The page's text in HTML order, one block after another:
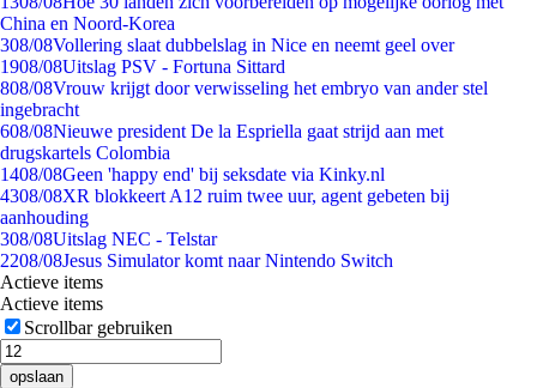
China en Noord-Korea
308/08Vollering slaat dubbelslag in Nice en neemt geel over
1908/08Uitslag PSV - Fortuna Sittard
808/08Vrouw krijgt door verwisseling het embryo van ander stel
ingebracht
608/08Nieuwe president De la Espriella gaat strijd aan met
drugskartels Colombia
1408/08Geen 'happy end' bij seksdate via Kinky.nl
4308/08XR blokkeert A12 ruim twee uur, agent gebeten bij
aanhouding
308/08Uitslag NEC - Telstar
2208/08Jesus Simulator komt naar Nintendo Switch
Actieve items
Actieve items
Scrollbar gebruiken
opslaan